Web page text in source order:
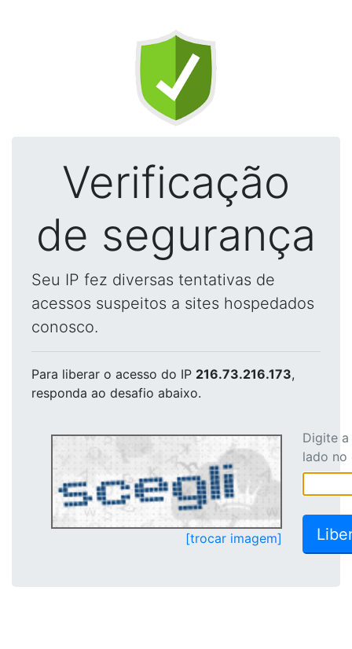
Verificação
de segurança
Seu IP fez diversas tentativas de
acessos suspeitos a sites hospedados
conosco.
Para liberar o acesso do IP 216.73.216.173,
responda ao desafio abaixo.
[trocar imagem]
Digite
lado no